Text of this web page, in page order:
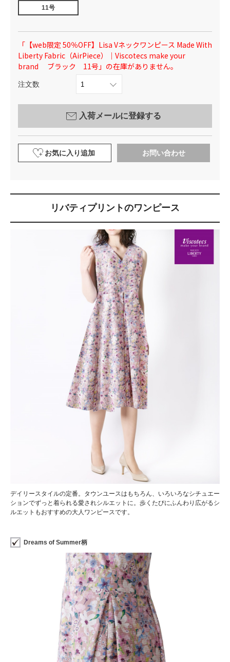
11号
「【web限定 50％OFF】Lisa Vネックワンピース Made With
Liberty Fabric（AirPiece）｜Viscotecs make your
brand ブラック 11号」の在庫がありません。
注文数
入荷メールに登録する
お気に入り追加 お問い合わせ
リバティプリントのワンピース
デイリースタイルの定番。タウンユースはもちろん、いろいろなシチュエー
ションでずっと着られる愛されシルエットに。歩くたびにふんわり広がるシ
ルエットもおすすめの大人ワンピースです。
Dreams of Summer柄